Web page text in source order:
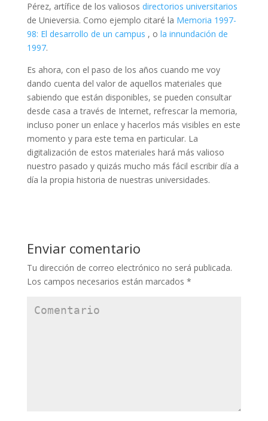
Pérez, artífice de los valiosos directorios universitarios
de Unieversia. Como ejemplo citaré la Memoria 1997-
98: El desarrollo de un campus , o la innundación de
1997.
Es ahora, con el paso de los años cuando me voy
dando cuenta del valor de aquellos materiales que
sabiendo que están disponibles, se pueden consultar
desde casa a través de Internet, refrescar la memoria,
incluso poner un enlace y hacerlos más visibles en este
momento y para este tema en particular. La
digitalización de estos materiales hará más valioso
nuestro pasado y quizás mucho más fácil escribir día a
día la propia historia de nuestras universidades.
Enviar comentario
Tu dirección de correo electrónico no será publicada.
Los campos necesarios están marcados *